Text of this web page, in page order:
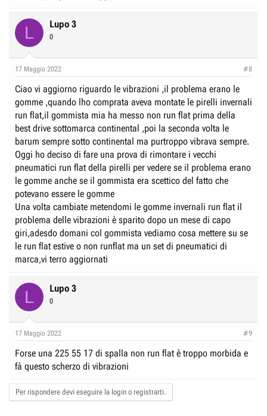
L Lupo 3
0
17 Maggio 2022 #8
Ciao vi aggiorno riguardo le vibrazioni ,il problema erano le
gomme ,quando lho comprata aveva montate le pirelli invernali
run flat,il gommista mia ha messo non run flat prima della
best drive sottomarca continental ,poi la seconda volta le
barum sempre sotto continental ma purtroppo vibrava sempre.
Oggi ho deciso di fare una prova di rimontare i vecchi
pneumatici run flat della pirelli per vedere se il problema erano
le gomme anche se il gommista era scettico del fatto che
potevano essere le gomme
Una volta cambiate metendomi le gomme invernali run flat il
problema delle vibrazioni è sparito dopo un mese di capo
giri,adesdo domani col gommista vediamo cosa mettere su se
le run flat estive o non runflat ma un set di pneumatici di
marca,vi terro aggiornati
L Lupo 3
0
17 Maggio 2022 #9
Forse una 225 55 17 di spalla non run flat è troppo morbida e
fà questo scherzo di vibrazioni
Per rispondere devi eseguire la login o registrarti.